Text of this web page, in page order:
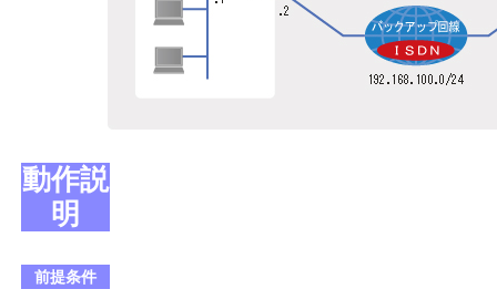
動作説
明
前提条件